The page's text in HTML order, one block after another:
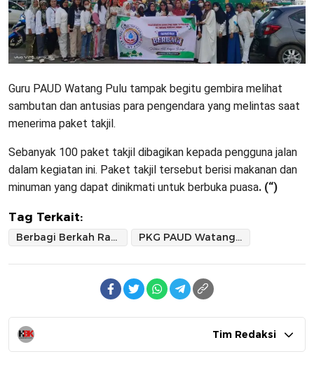
Guru PAUD Watang Pulu tampak begitu gembira melihat
sambutan dan antusias para pengendara yang melintas saat
menerima paket takjil.
Sebanyak 100 paket takjil dibagikan kepada pengguna jalan
dalam kegiatan ini. Paket takjil tersebut berisi makanan dan
minuman yang dapat dinikmati untuk berbuka puasa. (“)
Tag Terkait:
Berbagi Berkah Ramadhan PKG PAUD Watang Pulu Sidrap Turun Takjil pada Pengguna Jalan
Tim Redaksi